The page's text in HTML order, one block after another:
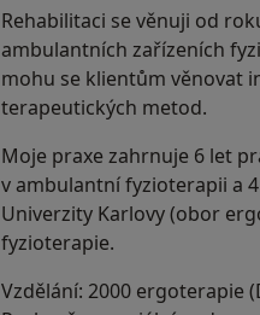
Rehabilitaci se věnuji od
ambulantních zařízeních
mohu se klientům věnovat
terapeutických metod.
Moje praxe zahrnuje 6 let
v ambulantní fyzioterapii a
Univerzity Karlovy (obor
fyzioterapie.
Vzdělání: 2000 ergoterapie